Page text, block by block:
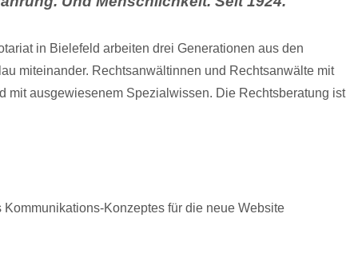
in Bielefeld arbeiten drei Generationen aus den
miteinander. Rechtsanwältinnen und Rechtsanwälte mit
mit ausgewiesenem Spezialwissen. Die Rechtsberatung ist
Konzeptes für die neue Website